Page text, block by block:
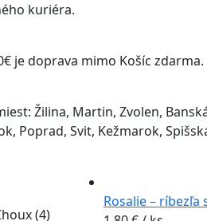
kuriéra.
je doprava mimo Košíc zdarma.
Žilina, Martin, Zvolen,
Poprad, Svit, Kežmarok,
(4)
Rosalie – ríbezľa